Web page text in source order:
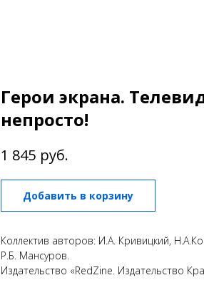
Герои экрана.
непросто!
1 845 руб.
Добавить в корзину
Коллектив авторов: И.А. Кривицкий,
Р.Б. Мансуров.
Издательство «RedZine. Издательство